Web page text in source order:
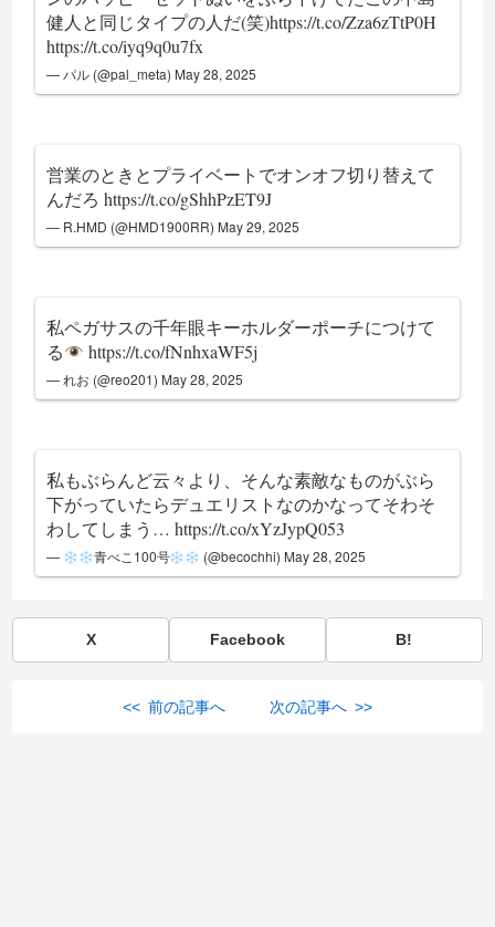
健人と同じタイプの人だ(笑)https://t.co/Zza6zTtP0H
https://t.co/iyq9q0u7fx
— パル (@pal_meta) May 28, 2025
営業のときとプライベートでオンオフ切り替えて
んだろhttps://t.co/gShhPzET9J
— R.HMD (@HMD1900RR) May 29, 2025
私ペガサスの千年眼キーホルダーポーチにつけて
る
https://t.co/fNnhxaWF5j
— れお (@reo201) May 28, 2025
私もぶらんど云々より、そんな素敵なものがぶら
下がっていたらデュエリストなのかなってそわそ
わしてしまう…https://t.co/xYzJypQ053
— 青べこ100号 (@becochhi) May 28, 2025
X Facebook B!
<< 前の記事へ 次の記事へ >>